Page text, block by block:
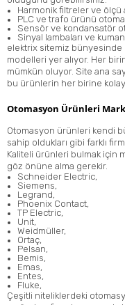
Harmonik filtreler ve ölçü
PLC vetrafo ürünü
Sensör ve kondansatör
Sinyal lambaları ve
elektrix sitemiz bünyesinde
modelleri yer alıyor. Her
mümkün oluyor. Site ana
bu ürünlerin her birine
Otomasyon Ürünleri
Otomasyon ürünleri kendi
sahip oldukları gibi farklı
Kaliteli ürünleri bulmak için
göz önüne alma gerekir.
Schneider Electric
Siemens
Legrand
Phoenix Contact
TP Electric
Unit
Weidmüller,
Ortaç
Pelsan
Bemis
Emas
Entes
Fluke
Çeşitli niteliklerdeki